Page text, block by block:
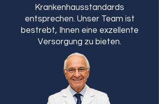
Krankenhausstandards
entsprechen. Unser Team ist
bestrebt, Ihnen eine exzellente
Versorgung zu bieten.